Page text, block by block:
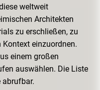
weltweit
Architekten
zu erschließen, zu
einzuordnen.
einem großen
auswählen. Die Liste
abrufbar.